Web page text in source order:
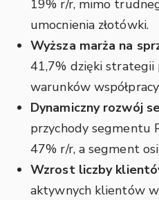
19% r/r, mimo
umocnienia złotówki.
Wyższa marża na
41,7% dzięki
warunków
Dynamiczny rozwój
przychody segmentu
47% r/r, a segment
Wzrost liczby
aktywnych klientów